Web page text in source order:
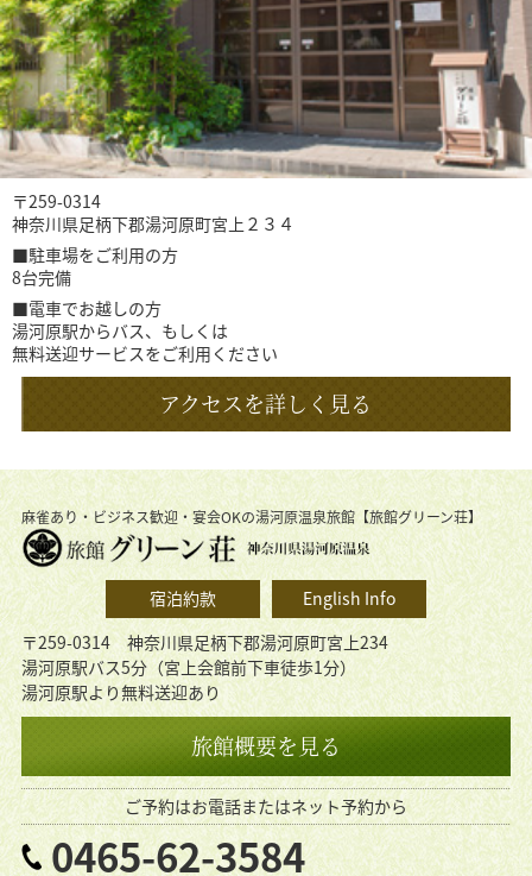
〒259-0314
神奈川県足柄下郡湯河原町宮上２３４
■駐車場をご利用の方
8台完備
■電車でお越しの方
湯河原駅からバス、もしくは
無料送迎サービスをご利用ください
アクセスを詳しく見る
麻雀あり・ビジネス歓迎・宴会OKの湯河原温泉旅館【旅館グリーン荘】
宿泊約款
English Info
〒259-0314 神奈川県足柄下郡湯河原町宮上234
湯河原駅バス5分（宮上会館前下車徒歩1分）
湯河原駅より無料送迎あり
旅館概要を見る
ご予約はお電話またはネット予約から
0465-62-3584